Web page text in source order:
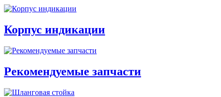
Корпус индикации
Рекомендуемые запчасти